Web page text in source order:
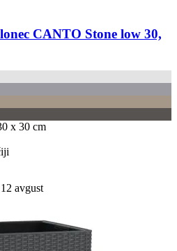
CANTO Stone low 30,
x 30 cm
avgust